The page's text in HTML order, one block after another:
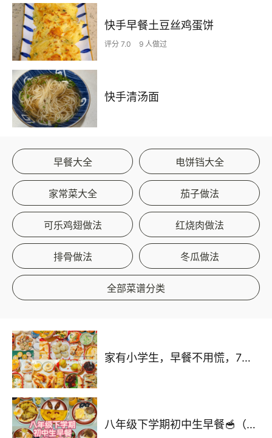
快手早餐土豆丝鸡蛋饼
评分 7.0 9 人做过
快手清汤面
早餐大全 电饼铛大全
家常菜大全 茄子做法
可乐鸡翅做法 红烧肉做法
排骨做法 冬瓜做法
全部菜谱分类
家有小学生，早餐不用慌，7天早餐不重样，简单好做，娃也爱吃～
八年级下学期初中生早餐🥣（第三周）2026.3.16-2026.3.22